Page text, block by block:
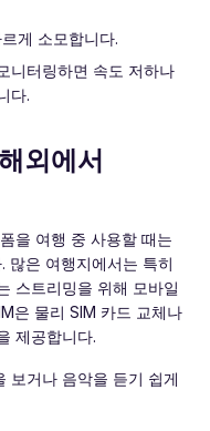
게 소모합니다.
니터링하면 속도 저하나
다.
외에서
을 여행 중 사용할 때는
많은 여행지에서는 특히
스트리밍을 위해 모바일
은 물리 SIM 카드 교체나
제공합니다.
보거나 음악을 듣기 쉽게